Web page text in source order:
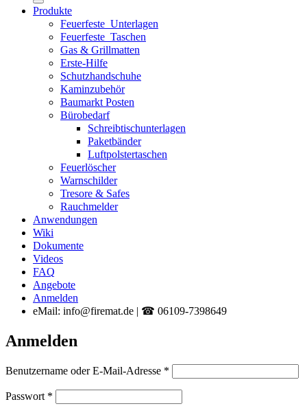
Produkte
Feuerfeste_Unterlagen
Feuerfeste_Taschen
Gas & Grillmatten
Erste-Hilfe
Schutzhandschuhe
Kaminzubehör
Baumarkt Posten
Bürobedarf
Schreibtischunterlagen
Paketbänder
Luftpolstertaschen
Feuerlöscher
Warnschilder
Tresore & Safes
Rauchmelder
Anwendungen
Wiki
Dokumente
Videos
FAQ
Angebote
Anmelden
eMail: info@firemat.de | ☎ 06109-7398649
Anmelden
Benutzername oder E-Mail-Adresse *
Passwort *